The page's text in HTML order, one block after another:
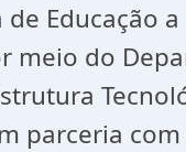
de Educação
meio do
parceria com